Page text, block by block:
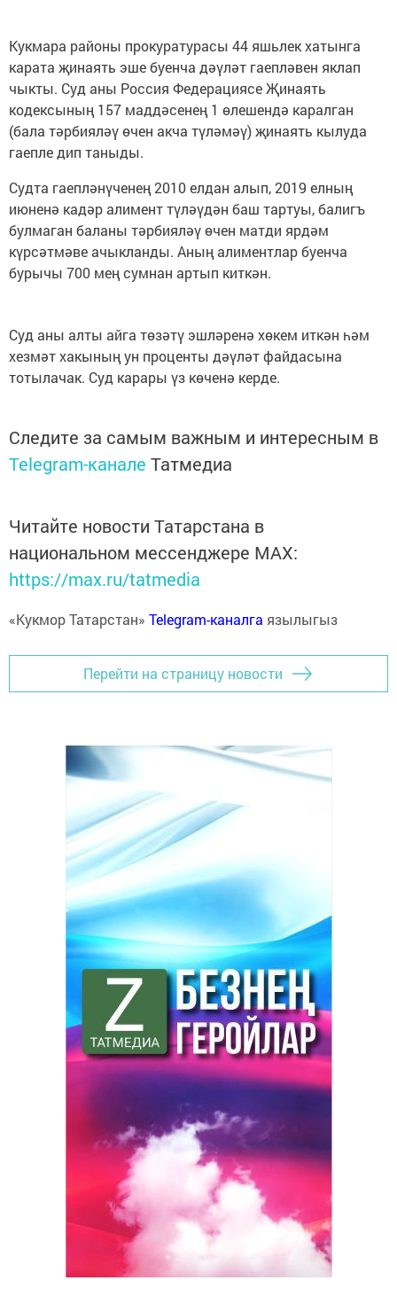
Кукмара районы прокуратурасы 44 яшьлек хатынга
карата җинаять эше буенча дәүләт гаепләвен яклап
чыкты. Суд аны Россия Федерациясе Җинаять
кодексының 157 маддәсенең 1 өлешендә каралган
(бала тәрбияләү өчен акча түләмәү) җинаять кылуда
гаепле дип таныды.
Судта гаепләнүченең 2010 елдан алып, 2019 елның
июненә кадәр алимент түләүдән баш тартуы, балигъ
булмаган баланы тәрбияләү өчен матди ярдәм
күрсәтмәве ачыкланды. Аның алиментлар буенча
бурычы 700 мең сумнан артып киткән.
Суд аны алты айга төзәтү эшләренә хөкем иткән һәм
хезмәт хакының ун проценты дәүләт файдасына
тотылачак. Суд карары үз көченә керде.
Следите за самым важным и интересным в
Telegram-канале Татмедиа
Читайте новости Татарстана в
национальном мессенджере MАХ:
https://max.ru/tatmedia
«Кукмор Татарстан» Telegram-каналга язылыгыз
Перейти на страницу новости